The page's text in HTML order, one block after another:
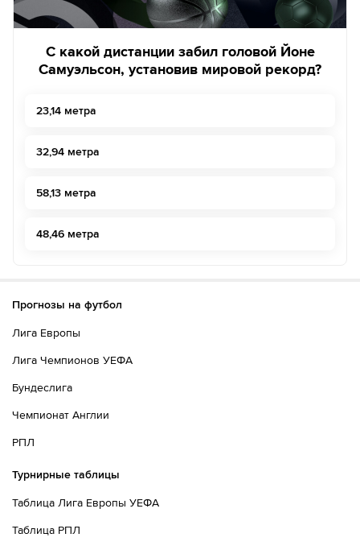
С какой дистанции забил головой Йоне
Самуэльсон, установив мировой рекорд?
23,14 метра
32,94 метра
58,13 метра
48,46 метра
Прогнозы на футбол
Лига Европы
Лига Чемпионов УЕФА
Бундеслига
Чемпионат Англии
РПЛ
Турнирные таблицы
Таблица Лига Европы УЕФА
Таблица РПЛ